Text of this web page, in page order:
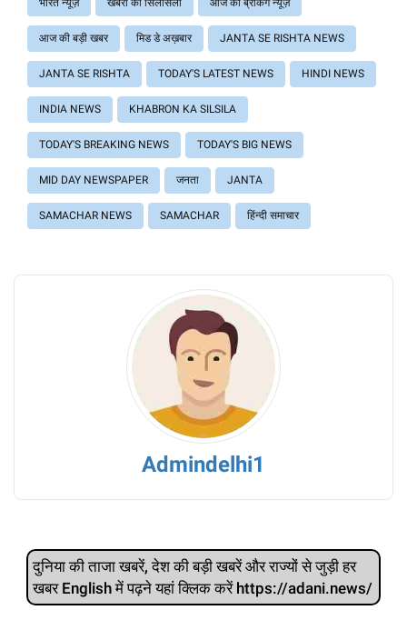
आज की बड़ी खबर मिड डे अख़बार JANTA SE RISHTA NEWS
JANTA SE RISHTA TODAY'S LATEST NEWS HINDI NEWS
INDIA NEWS KHABRON KA SILSILA
TODAY'S BREAKING NEWS TODAY'S BIG NEWS
MID DAY NEWSPAPER जनता JANTA
SAMACHAR NEWS SAMACHAR हिंन्दी समाचार
Admindelhi1
दुनिया की ताजा खबरें, देश की बड़ी खबरें और राज्‍यों से जुड़ी हर
खबर English में पढ़ने यहां क्लिक करें https://adani.news/